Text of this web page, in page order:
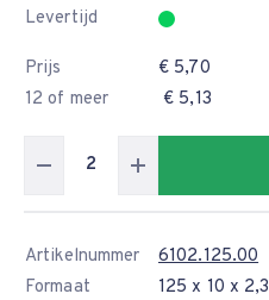
Levertijd
Prijs
€ 5,70
12 of meer
€ 5,13
Artikelnummer
6102.125.00
Formaat
125 x 10 x 2,3